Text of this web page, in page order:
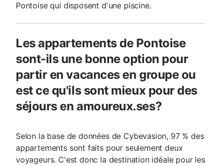
Pontoise qui disposent d'une piscine.
Les appartements de Pontoise
sont-ils une bonne option pour
partir en vacances en groupe ou
est ce qu'ils sont mieux pour des
séjours en amoureux.ses?
Selon la base de données de Cybevasion, 97 % des
appartements sont faits pour seulement deux
voyageurs. C'est donc la destination idéale pour les